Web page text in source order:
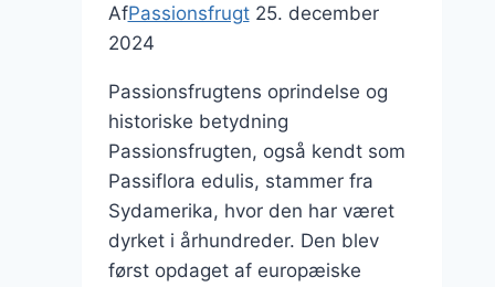
AfPassionsfrugt 25. december
2024
Passionsfrugtens oprindelse og
historiske betydning
Passionsfrugten, også kendt som
Passiflora edulis, stammer fra
Sydamerika, hvor den har været
dyrket i århundreder. Den blev
først opdaget af europæiske